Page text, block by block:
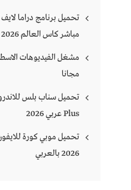
تحميل برنامج دراما لايف
مباشر كاس العالم 2026
مجانا
Plus‏ عربي 2026
تحميل موبي كورة
2026 بالعربي